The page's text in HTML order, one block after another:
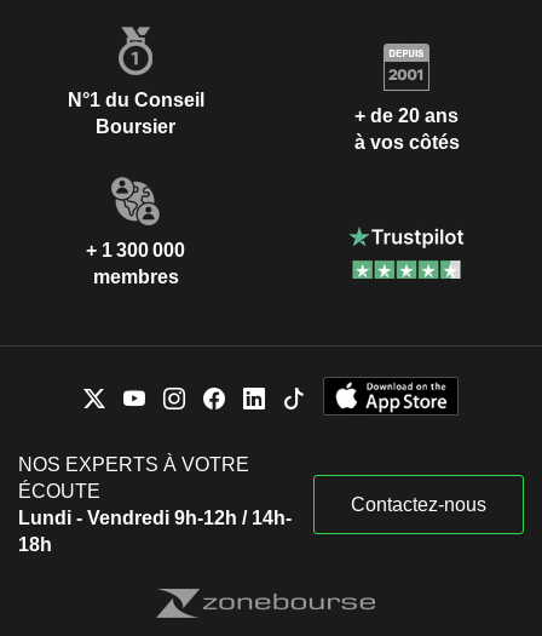
N°1 du Conseil
Boursier
+ de 20 ans
à vos côtés
+ 1 300 000
membres
NOS EXPERTS À VOTRE
ÉCOUTE
Lundi - Vendredi 9h-12h / 14h-
18h
Contactez-nous